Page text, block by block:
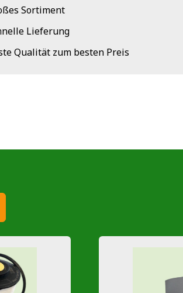
Sortiment
Lieferung
Qualität zum besten Preis